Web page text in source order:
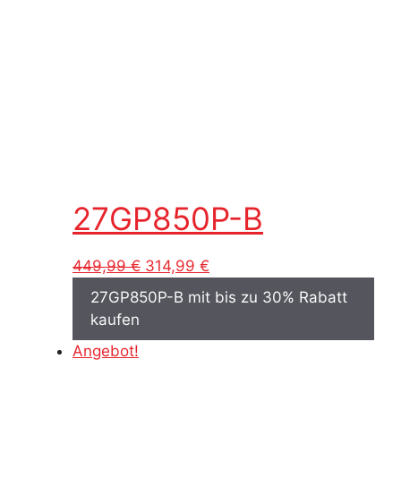
27GP850P-B
449,99€ Ursprünglicher
Preis
314,99 €
Preis
ist:
27GP850P-B mit bis zu 30% Rabatt
kaufen
Angebot!